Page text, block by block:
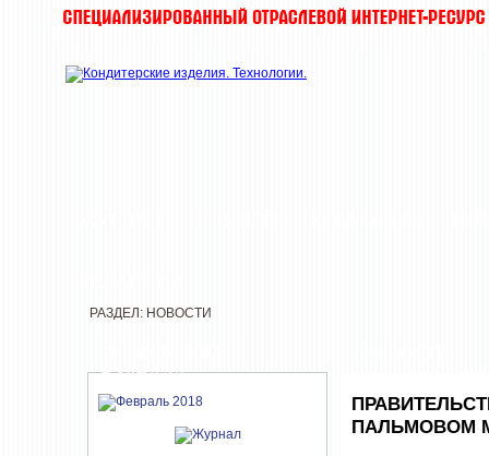
ЖУРНАЛА
РАЗДЕЛ: НОВОСТИ
ПАЛЬМОВОМ